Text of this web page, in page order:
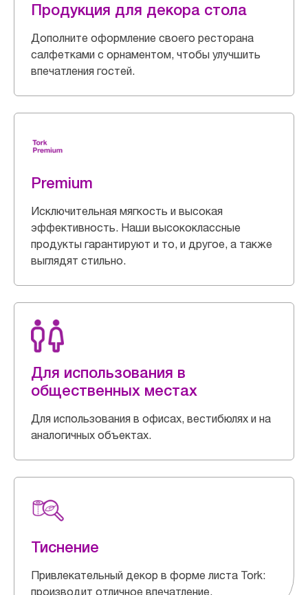
Продукция для декора стола
Дополните оформление своего ресторана
салфетками с орнаментом, чтобы улучшить
впечатления гостей.
Premium
Исключительная мягкость и высокая
эффективность. Наши высококлассные
продукты гарантируют и то, и другое, а также
выглядят стильно.
Для использования в
общественных местах
Для использования в офисах, вестибюлях и на
аналогичных объектах.
Тиснение
Привлекательный декор в форме листа Tork:
производит отличное впечатление.